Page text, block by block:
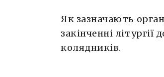
Як зазначають
закінченні
колядників.